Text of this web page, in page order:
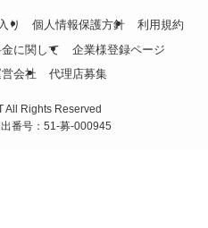
り 個人情報保護方針
利用規約
に関して
企業様登録ページ
会社 代理店募集
All Rights Reserved
番号：51-募-000945